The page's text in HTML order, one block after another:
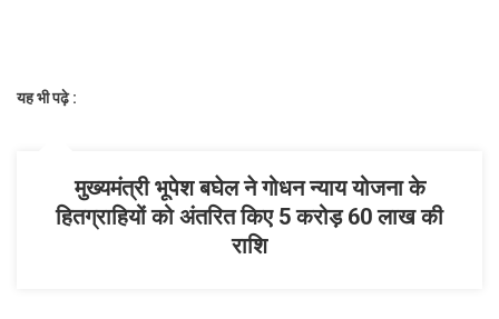
यह भी पढ़े :
मुख्यमंत्री भूपेश बघेल ने गोधन न्याय योजना के
हितग्राहियों को अंतरित किए 5 करोड़ 60 लाख की
राशि